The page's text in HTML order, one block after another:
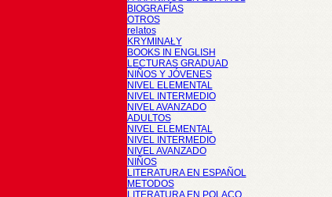
BIOGRAFÍAS
OTROS
relatos
KRYMINAŁY
BOOKS IN ENGLISH
LECTURAS GRADUAD
NIÑOS Y JÓVENES
NIVEL ELEMENTAL
NIVEL INTERMEDIO
NIVEL AVANZADO
ADULTOS
NIVEL ELEMENTAL
NIVEL INTERMEDIO
NIVEL AVANZADO
NIÑOS
LITERATURA EN ESPAÑOL
METODOS
LITERATURA EN POLACO